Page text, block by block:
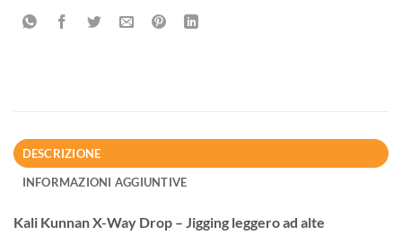
DESCRIZIONE
INFORMAZIONI AGGIUNTIVE
Kali Kunnan X-Way Drop – Jigging leggero ad alte